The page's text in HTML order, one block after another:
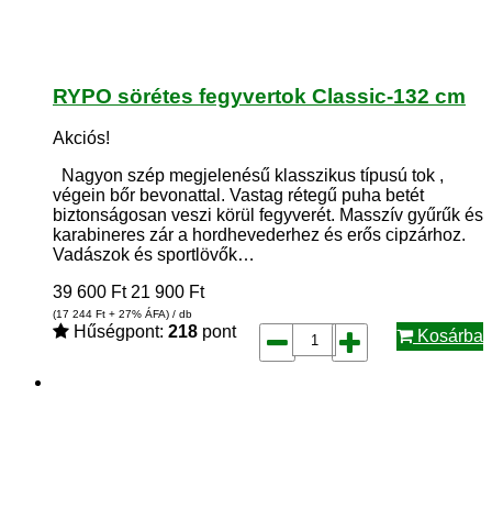
RYPO sörétes fegyvertok Classic-132 cm
Akciós!
Nagyon szép megjelenésű klasszikus típusú tok ,
végein bőr bevonattal. Vastag rétegű puha betét
biztonságosan veszi körül fegyverét. Masszív gyűrűk és
karabineres zár a hordhevederhez és erős cipzárhoz.
Vadászok és sportlövők…
39 600 Ft 21 900 Ft
(17 244 Ft + 27% ÁFA) / db
Hűségpont: 218 pont Kosárba